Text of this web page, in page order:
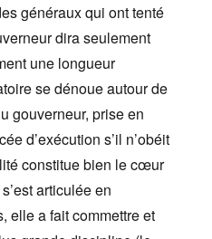
généraux qui ont tenté
dira seulement
une longueur
se dénoue autour de
gouverneur, prise en
d’exécution s’il n’obéit
constitue bien le cœur
articulée en
elle a fait commettre et